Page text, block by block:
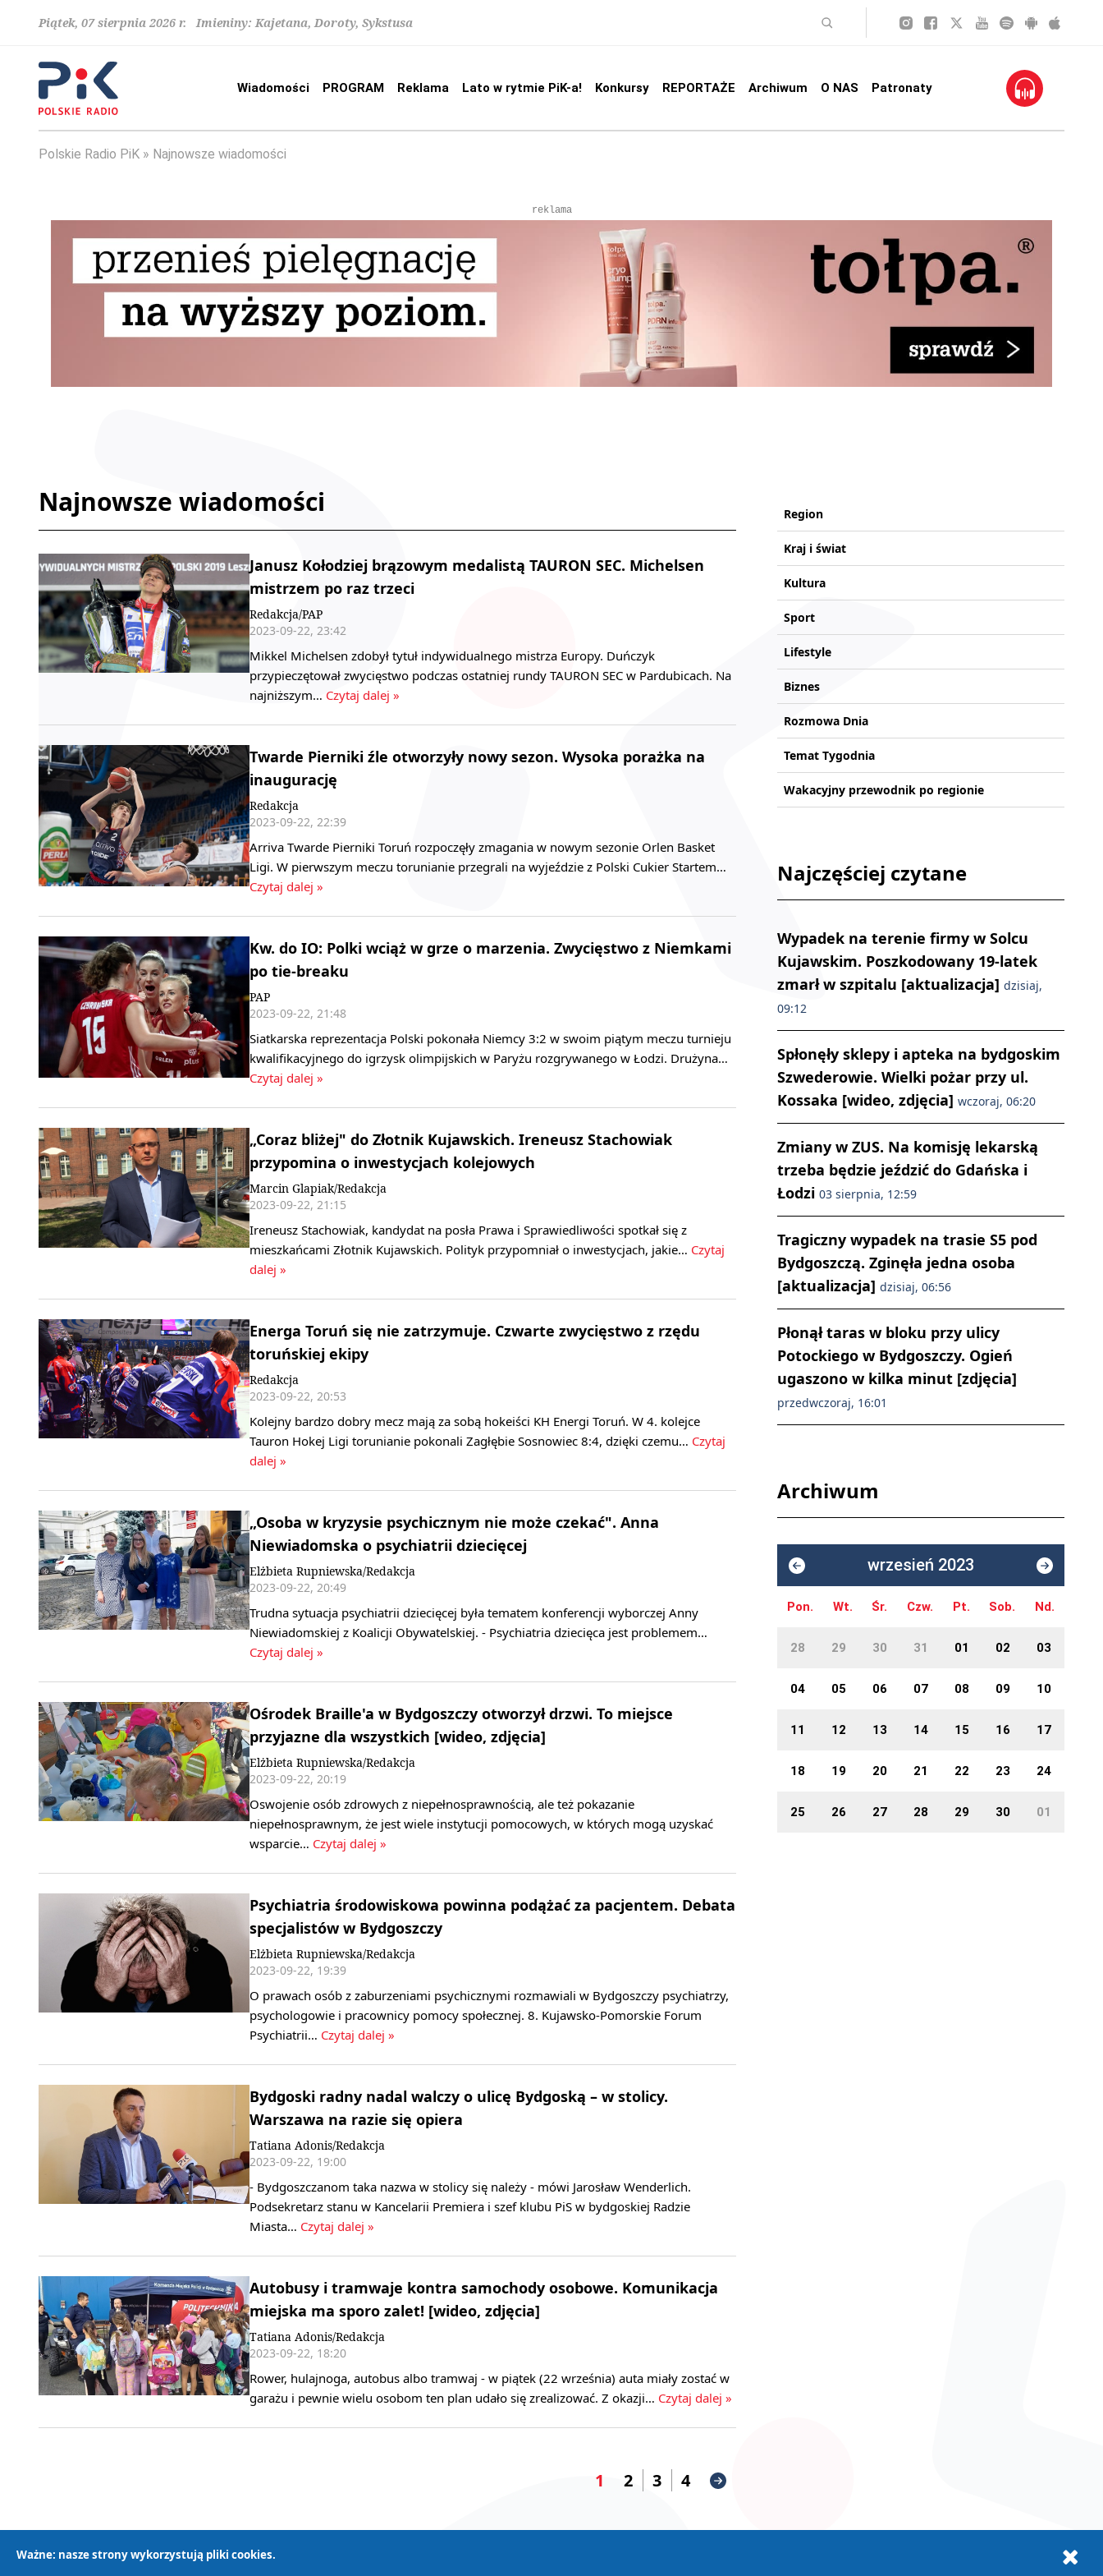
Piątek, 07 sierpnia 2026 r. Imieniny: Kajetana, Doroty, Sykstusa
Wiadomości PROGRAM Reklama Lato w rytmie PiK-a! Konkursy REPORTAŻE Archiwum O NAS Patronaty
Polskie Radio PiK Najnowsze wiadomości
reklama
Najnowsze wiadomości
Janusz Kołodziej brązowym medalistą TAURON SEC. Michelsen
mistrzem po raz trzeci
Redakcja/PAP
2023-09-22, 23:42
Mikkel Michelsen zdobył tytuł indywidualnego mistrza Europy. Duńczyk
przypieczętował zwycięstwo podczas ostatniej rundy TAURON SEC w Pardubicach. Na
najniższym… Czytaj dalej »
Twarde Pierniki źle otworzyły nowy sezon. Wysoka porażka na
inaugurację
Redakcja
2023-09-22, 22:39
Arriva Twarde Pierniki Toruń rozpoczęły zmagania w nowym sezonie Orlen Basket
Ligi. W pierwszym meczu torunianie przegrali na wyjeździe z Polski Cukier Startem…
Czytaj dalej »
Kw. do IO: Polki wciąż w grze o marzenia. Zwycięstwo z Niemkami
po tie-breaku
PAP
2023-09-22, 21:48
Siatkarska reprezentacja Polski pokonała Niemcy 3:2 w swoim piątym meczu turnieju
kwalifikacyjnego do igrzysk olimpijskich w Paryżu rozgrywanego w Łodzi. Drużyna…
Czytaj dalej »
„Coraz bliżej" do Złotnik Kujawskich. Ireneusz Stachowiak
przypomina o inwestycjach kolejowych
Marcin Glapiak/Redakcja
2023-09-22, 21:15
Ireneusz Stachowiak, kandydat na posła Prawa i Sprawiedliwości spotkał się z
mieszkańcami Złotnik Kujawskich. Polityk przypomniał o inwestycjach, jakie… Czytaj
dalej »
Energa Toruń się nie zatrzymuje. Czwarte zwycięstwo z rzędu
toruńskiej ekipy
Redakcja
2023-09-22, 20:53
Kolejny bardzo dobry mecz mają za sobą hokeiści KH Energi Toruń. W 4. kolejce
Tauron Hokej Ligi torunianie pokonali Zagłębie Sosnowiec 8:4, dzięki czemu… Czytaj
dalej »
„Osoba w kryzysie psychicznym nie może czekać". Anna
Niewiadomska o psychiatrii dziecięcej
Elżbieta Rupniewska/Redakcja
2023-09-22, 20:49
Trudna sytuacja psychiatrii dziecięcej była tematem konferencji wyborczej Anny
Niewiadomskiej z Koalicji Obywatelskiej. - Psychiatria dziecięca jest problemem…
Czytaj dalej »
Ośrodek Braille'a w Bydgoszczy otworzył drzwi. To miejsce
przyjazne dla wszystkich [wideo, zdjęcia]
Elżbieta Rupniewska/Redakcja
2023-09-22, 20:19
Oswojenie osób zdrowych z niepełnosprawnością, ale też pokazanie
niepełnosprawnym, że jest wiele instytucji pomocowych, w których mogą uzyskać
wsparcie… Czytaj dalej »
Psychiatria środowiskowa powinna podążać za pacjentem. Debata
specjalistów w Bydgoszczy
Elżbieta Rupniewska/Redakcja
2023-09-22, 19:39
O prawach osób z zaburzeniami psychicznymi rozmawiali w Bydgoszczy psychiatrzy,
psychologowie i pracownicy pomocy społecznej. 8. Kujawsko-Pomorskie Forum
Psychiatrii… Czytaj dalej »
Bydgoski radny nadal walczy o ulicę Bydgoską – w stolicy.
Warszawa na razie się opiera
Tatiana Adonis/Redakcja
2023-09-22, 19:00
- Bydgoszczanom taka nazwa w stolicy się należy - mówi Jarosław Wenderlich.
Podsekretarz stanu w Kancelarii Premiera i szef klubu PiS w bydgoskiej Radzie
Miasta… Czytaj dalej »
Autobusy i tramwaje kontra samochody osobowe. Komunikacja
miejska ma sporo zalet! [wideo, zdjęcia]
Tatiana Adonis/Redakcja
2023-09-22, 18:20
Rower, hulajnoga, autobus albo tramwaj - w piątek (22 września) auta miały zostać w
garażu i pewnie wielu osobom ten plan udało się zrealizować. Z okazji… Czytaj dalej »
1 2 3 4
Region
Kraj i świat
Kultura
Sport
Lifestyle
Biznes
Rozmowa Dnia
Temat Tygodnia
Wakacyjny przewodnik po regionie
Najczęściej czytane
Wypadek na terenie firmy w Solcu
Kujawskim. Poszkodowany 19-latek
zmarł w szpitalu [aktualizacja] dzisiaj,
09:12
Spłonęły sklepy i apteka na bydgoskim
Szwederowie. Wielki pożar przy ul.
Kossaka [wideo, zdjęcia] wczoraj, 06:20
Zmiany w ZUS. Na komisję lekarską
trzeba będzie jeździć do Gdańska i
Łodzi 03 sierpnia, 12:59
Tragiczny wypadek na trasie S5 pod
Bydgoszczą. Zginęła jedna osoba
[aktualizacja] dzisiaj, 06:56
Płonął taras w bloku przy ulicy
Potockiego w Bydgoszczy. Ogień
ugaszono w kilka minut [zdjęcia]
przedwczoraj, 16:01
Archiwum
wrzesień 2023
Pon. Wt. Śr. Czw. Pt. Sob. Nd.
28 29 30 31 01 02 03
04 05 06 07 08 09 10
11 12 13 14 15 16 17
18 19 20 21 22 23 24
25 26 27 28 29 30 01
Ważne: nasze strony wykorzystują pliki cookies.